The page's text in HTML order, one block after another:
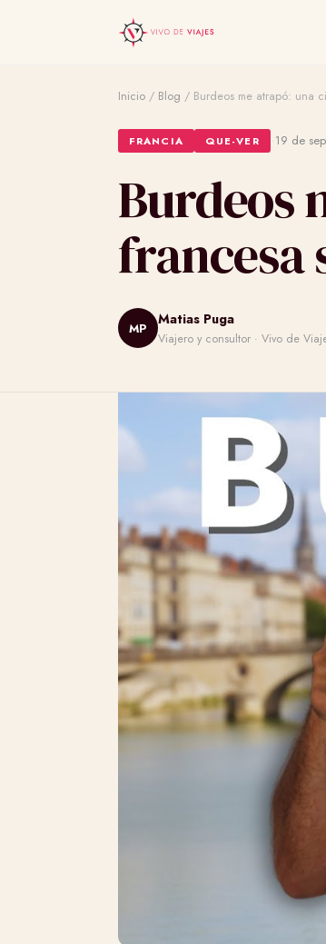
Inicio / Blog / Burdeos me atrapó: una
FRANCIA QUE-VER ·19 de
Burdeos
francesa
MP
Matias Puga
Viajero y consultor · Vivo de